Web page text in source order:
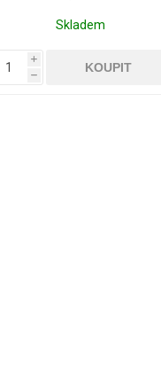
Skladem
i
h